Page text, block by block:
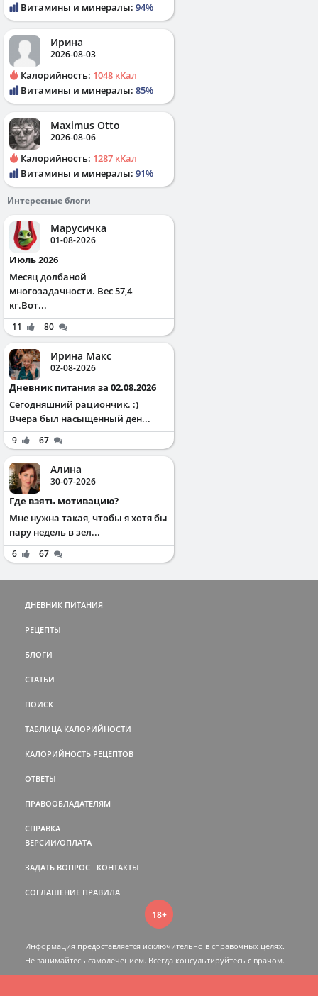
Витамины и минералы: 94%
Ирина
2026-08-03
Калорийность: 1048 кКал
Витамины и минералы: 85%
Maximus Otto
2026-08-06
Калорийность: 1287 кКал
Витамины и минералы: 91%
Интересные блоги
Марусичка
01-08-2026
Июль 2026
Месяц долбаной
многозадачности. Вес 57,4
кг.Вот...
11 80
Ирина Макс
02-08-2026
Дневник питания за 02.08.2026
Сегодняшний рациончик. :)
Вчера был насыщенный ден...
9 67
Алина
30-07-2026
Где взять мотивацию?
Мне нужна такая, чтобы я хотя бы
пару недель в зел...
6 67
ДНЕВНИК ПИТАНИЯ
РЕЦЕПТЫ
БЛОГИ
СТАТЬИ
ПОИСК
ТАБЛИЦА КАЛОРИЙНОСТИ
КАЛОРИЙНОСТЬ РЕЦЕПТОВ
ОТВЕТЫ
ПРАВООБЛАДАТЕЛЯМ
СПРАВКА
ВЕРСИИ/ОПЛАТА
ЗАДАТЬ ВОПРОС КОНТАКТЫ
СОГЛАШЕНИЕ ПРАВИЛА
18+
Информация предоставляется исключительно в справочных целях.
Не занимайтесь самолечением. Всегда консультируйтесь c врачом.